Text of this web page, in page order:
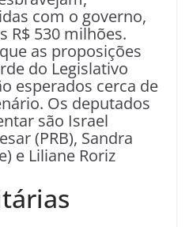
com o governo,
R$ 530 milhões.
as proposições
do Legislativo
esperados cerca de
Os deputados
são Israel
(PRB), Sandra
e Liliane Roriz